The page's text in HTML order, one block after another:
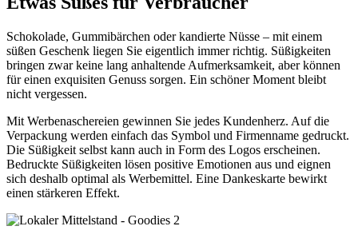
Schokolade, Gummibärchen oder kandierte Nüsse – mit einem
süßen Geschenk liegen Sie eigentlich immer richtig. Süßigkeiten
bringen zwar keine lang anhaltende Aufmerksamkeit, aber können
für einen exquisiten Genuss sorgen. Ein schöner Moment bleibt
nicht vergessen.
Mit Werbenaschereien gewinnen Sie jedes Kundenherz. Auf die
Verpackung werden einfach das Symbol und Firmenname gedruckt.
Die Süßigkeit selbst kann auch in Form des Logos erscheinen.
Bedruckte Süßigkeiten lösen positive Emotionen aus und eignen
sich deshalb optimal als Werbemittel. Eine Dankeskarte bewirkt
einen stärkeren Effekt.